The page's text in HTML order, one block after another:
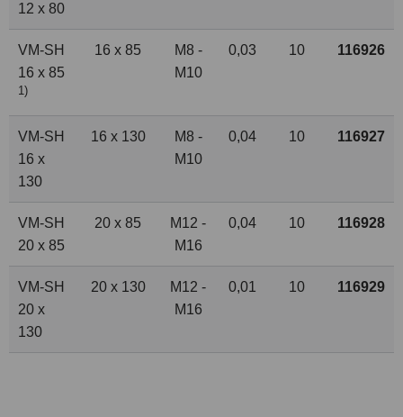
12 x 80
VM-SH
16 x 85
1)
16 x 85
M8 -
M10
0,03 10 116926
VM-SH
16 x
130
16 x 130
M8 -
M10
0,04 10 116927
VM-SH
20 x 85
20 x 85
M12 -
M16
0,04 10 116928
VM-SH
20 x
130
20 x 130
M12 -
M16
0,01 10 116929